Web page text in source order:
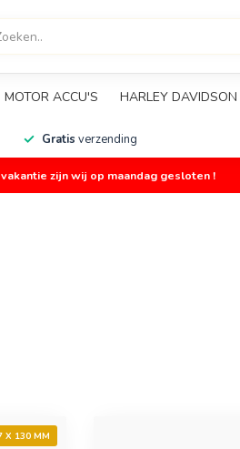
MOTOR ACCU'S HARLEY DAVIDSON
Gratis verzending
vakantie zijn wij op maandag gesloten !
X 130 MM